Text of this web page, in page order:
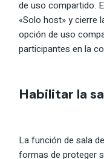
de uso compartido.
«Solo host» y cierre
opción de uso
participantes en la
Habilitar la
La función de sala
formas de proteger